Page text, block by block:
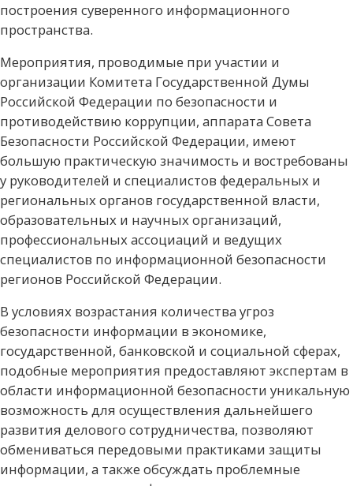
построения суверенного информационного
пространства.
Мероприятия, проводимые при участии и
организации Комитета Государственной Думы
Российской Федерации по безопасности и
противодействию коррупции, аппарата Совета
Безопасности Российской Федерации, имеют
большую практическую значимость и востребованы
у руководителей и специалистов федеральных и
региональных органов государственной власти,
образовательных и научных организаций,
профессиональных ассоциаций и ведущих
специалистов по информационной безопасности
регионов Российской Федерации.
В условиях возрастания количества угроз
безопасности информации в экономике,
государственной, банковской и социальной сферах,
подобные мероприятия предоставляют экспертам в
области информационной безопасности уникальную
возможность для осуществления дальнейшего
развития делового сотрудничества, позволяют
обмениваться передовыми практиками защиты
информации, а также обсуждать проблемные